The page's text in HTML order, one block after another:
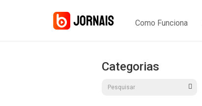
Como Funciona
Categorias